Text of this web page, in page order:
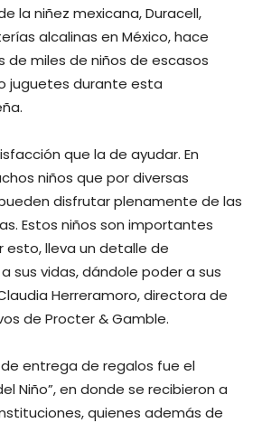
la niñez mexicana, Duracell,
alcalinas en México, hace
de miles de niños de escasos
juguetes durante esta
que la de ayudar. En
niños que por diversas
disfrutar plenamente de las
Estos niños son importantes
esto, lleva un detalle de
sus vidas, dándole poder a sus
Herreramoro, directora de
de Procter & Gamble.
entrega de regalos fue el
Niño”, en donde se recibieron a
quienes además de